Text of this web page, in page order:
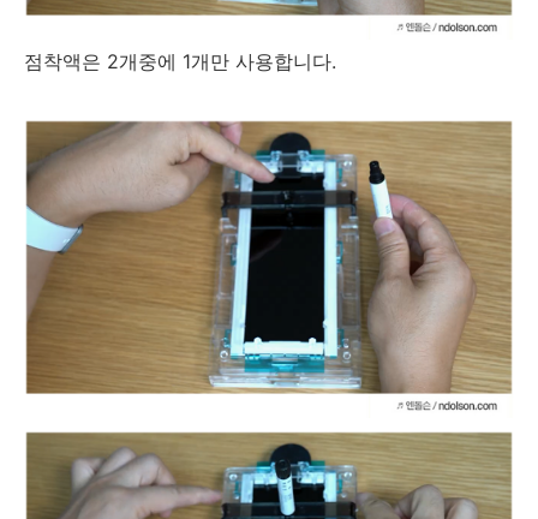
점착액은 2개중에 1개만 사용합니다.